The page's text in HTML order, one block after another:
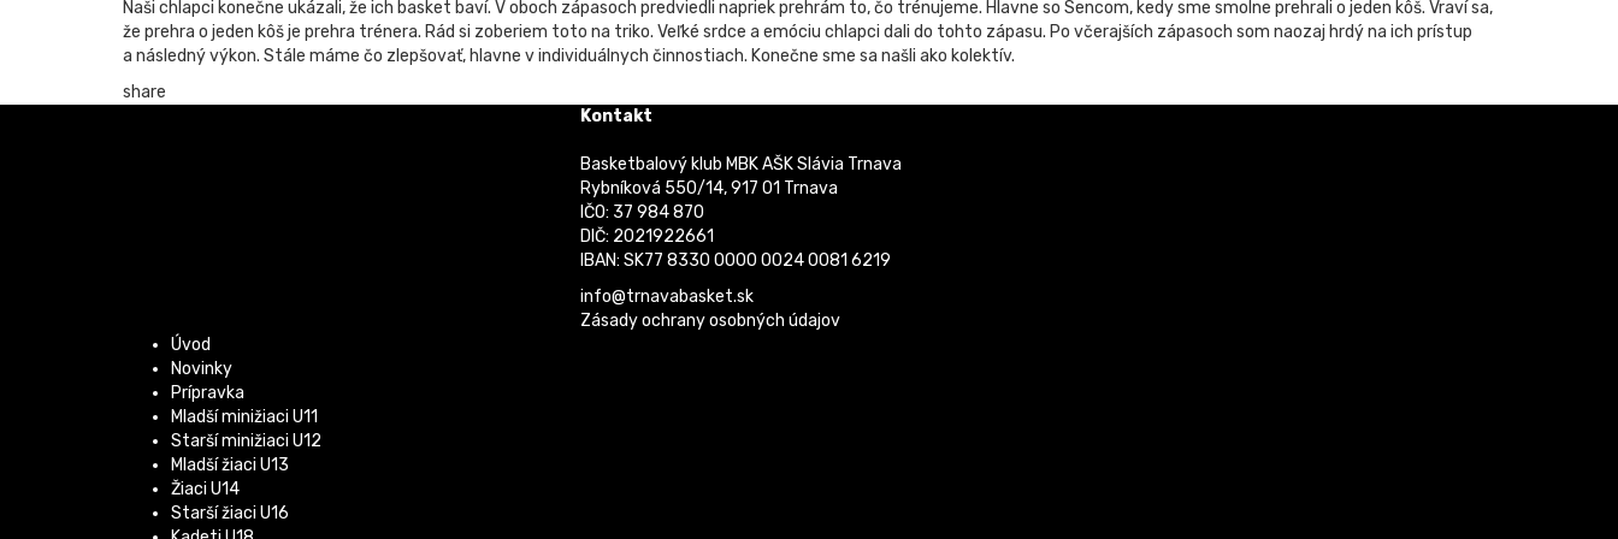
Naši chlapci konečne ukázali, že ich basket baví. V oboch zápasoch predviedli napriek prehrám to, čo trénujeme. Hlavne so Sencom, kedy sme smolne prehrali o jeden kôš. Vraví sa,
že prehra o jeden kôš je prehra trénera. Rád si zoberiem toto na triko. Veľké srdce a emóciu chlapci dali do tohto zápasu. Po včerajších zápasoch som naozaj hrdý na ich prístup
a následný výkon. Stále máme čo zlepšovať, hlavne v individuálnych činnostiach. Konečne sme sa našli ako kolektív.
share
Kontakt
Basketbalový klub MBK AŠK Slávia Trnava
Rybníková 550/14, 917 01 Trnava
IČO: 37 984 870
DIČ: 2021922661
IBAN: SK77 8330 0000 0024 0081 6219
info@trnavabasket.sk
Zásady ochrany osobných údajov
Úvod
Novinky
Prípravka
Mladší minižiaci U11
Starší minižiaci U12
Mladší žiaci U13
Žiaci U14
Starší žiaci U16